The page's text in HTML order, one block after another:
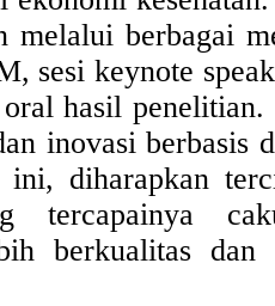
melalui berbagai
sesi keynote
oral hasil
inovasi berbasis
ini, diharapkan
tercapainya
berkualitas dan